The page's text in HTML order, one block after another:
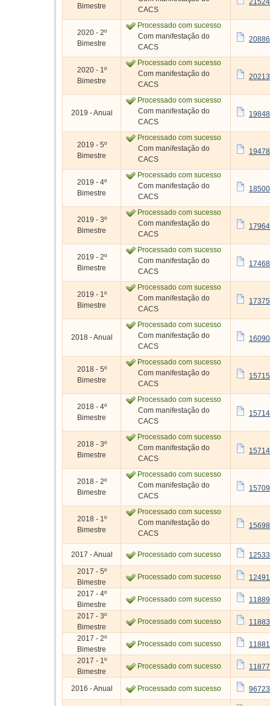
Bimestre
CACS
2020 - 2º
Bimestre
Processado com sucesso
Com manifestação do
CACS
2020 - 1º
Bimestre
Processado com sucesso
Com manifestação do
CACS
2019 - Anual
Processado com sucesso
Com manifestação do
CACS
2019 - 5º
Bimestre
Processado com sucesso
Com manifestação do
CACS
2019 - 4º
Bimestre
Processado com sucesso
Com manifestação do
CACS
2019 - 3º
Bimestre
Processado com sucesso
Com manifestação do
CACS
2019 - 2º
Bimestre
Processado com sucesso
Com manifestação do
CACS
2019 - 1º
Bimestre
Processado com sucesso
Com manifestação do
CACS
2018 - Anual
Processado com sucesso
Com manifestação do
CACS
2018 - 5º
Bimestre
Processado com sucesso
Com manifestação do
CACS
2018 - 4º
Bimestre
Processado com sucesso
Com manifestação do
CACS
2018 - 3º
Bimestre
Processado com sucesso
Com manifestação do
CACS
2018 - 2º
Bimestre
Processado com sucesso
Com manifestação do
CACS
2018 - 1º
Bimestre
Processado com sucesso
Com manifestação do
CACS
2017 - Anual Processado com sucesso
2017 - 5º
Bimestre
Processado com sucesso
2017 - 4º
Bimestre
Processado com sucesso
2017 - 3º
Bimestre
Processado com sucesso
2017 - 2º
Bimestre
Processado com sucesso
2017 - 1º
Bimestre
Processado com sucesso
2016 - Anual Processado com sucesso 96723